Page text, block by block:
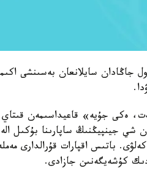
سايلانعان بەسىنشى
شي جينپيڭنىڭ ساپارىنا بۇكىل
باتىس اقپارات قۇرالدارى
كۇشەيگەنىن جازادى.